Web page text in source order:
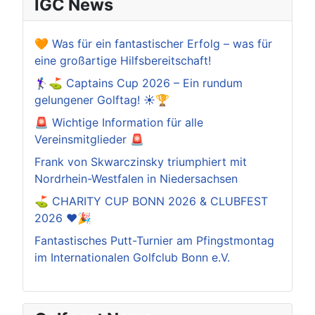
IGC News
🧡 Was für ein fantastischer Erfolg – was für
eine großartige Hilfsbereitschaft!
🏌️‍♀️⛳ Captains Cup 2026 – Ein rundum
gelungener Golftag! ☀️🏆
🚨 Wichtige Information für alle
Vereinsmitglieder 🚨
Frank von Skwarczinsky triumphiert mit
Nordrhein-Westfalen in Niedersachsen
⛳️ CHARITY CUP BONN 2026 & CLUBFEST
2026 ❤️🎉
Fantastisches Putt-Turnier am Pfingstmontag
im Internationalen Golfclub Bonn e.V.